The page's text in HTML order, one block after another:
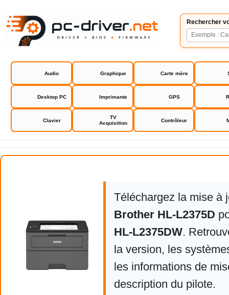
Rechercher
Audio Graphique Carte mère
Desktop PC Imprimante GPS
Clavier
TV
Acquisition
Contrôleur
Brother HL-L2375DW
Téléchargez la mise à
Brother HL-L2375D
HL-L2375DW.
la version, les
les informations de
description du pilote.